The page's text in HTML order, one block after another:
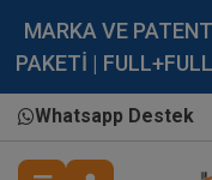
MARKA VE
PAKETİ |
Whatsapp Destek